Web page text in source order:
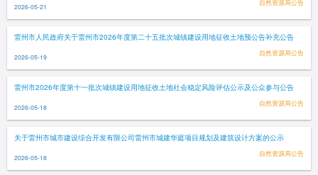
2026-05-21 自然资源局公告
雷州市人民政府关于雷州市2026年度第二十五批次城镇建设用地征收土地预公告补充公告
2026-05-19 自然资源局公告
雷州市2026年度第十一批次城镇建设用地征收土地社会稳定风险评估公示及公众参与公告
2026-05-18 自然资源局公告
关于雷州市城市建设综合开发有限公司雷州市城建华庭项目规划及建筑设计方案的公示
2026-05-18 自然资源局公告